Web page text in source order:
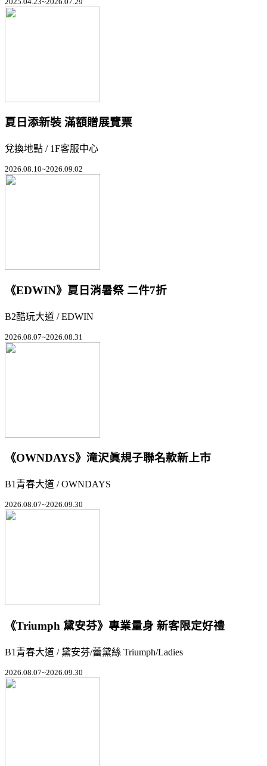
夏日添新裝 滿額贈展覽票
兌換地點 / 1F客服中心
2026.08.10~2026.09.02
《EDWIN》夏日消暑祭 二件7折
B2酷玩大道 / EDWIN
2026.08.07~2026.08.31
《OWNDAYS》滝沢眞規子聯名款新上市
B1青春大道 / OWNDAYS
2026.08.07~2026.09.30
《Triumph 黛安芬》專業量身 新客限定好禮
B1青春大道 / 黛安芬/蕾黛絲 Triumph/Ladies
2026.08.07~2026.09.30